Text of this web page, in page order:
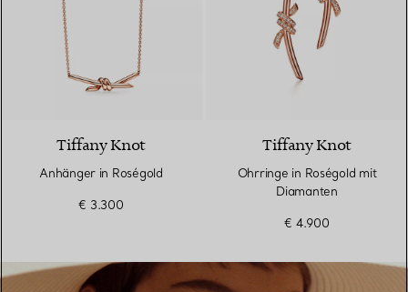
Tiffany Knot
Anhänger in Roségold
€ 3.300
Tiffany Knot
Ohrringe in Roségold mit
Diamanten
€ 4.900